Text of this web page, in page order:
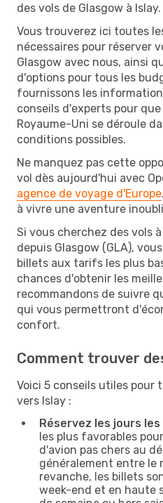
des vols de Glasgow à Islay.
Vous trouverez ici toutes
nécessaires pour réserver
Glasgow avec nous, ainsi
d'options pour tous les
fournissons les
conseils d'experts pour
Royaume-Uni se déroule
conditions possibles.
Ne manquez pas cette
vol dès aujourd'hui avec
agence de voyage d'Europe
à vivre une aventure
Si vous cherchez des vols
depuis Glasgow (GLA),
billets aux tarifs les plus
chances d'obtenir les
recommandons de suivre
qui vous permettront
confort.
Comment trouver
Voici 5 conseils utiles pour
vers Islay :
Réservez les jours
les plus favorables
d'avion pas chers au
généralement entre le
revanche, les billets
week-end et en haute